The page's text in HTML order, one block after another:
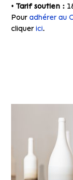
• Tarif soutien :
Pouradhérer au
cliquerici.